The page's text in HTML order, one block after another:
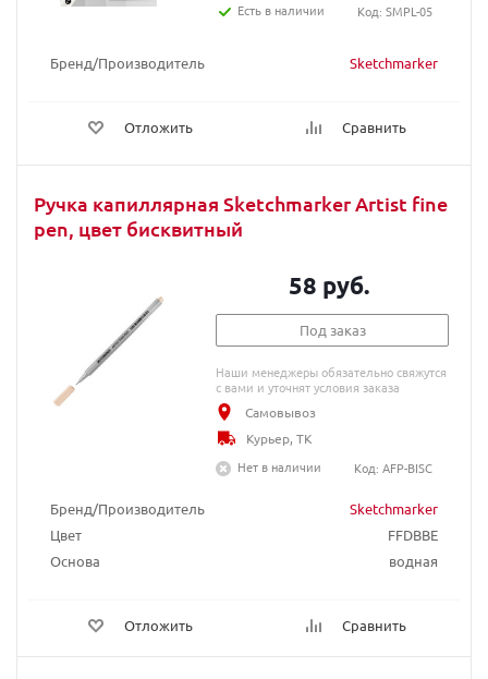
Бренд/Производитель Sketchmarker
Отложить Сравнить
Есть в наличии
Код: SMPL-05
Ручка капиллярная Sketchmarker Artist fine
pen, цвет бисквитный
Бренд/Производитель
Sketchmarker
Цвет
FFDBBE
Основа
водная
Отложить Сравнить
58 руб.
Под заказ
Наши менеджеры обязательно свяжутся
с вами и уточнят условия заказа
Самовывоз
Курьер, ТК
Нет в наличии
Код: AFP-BISC